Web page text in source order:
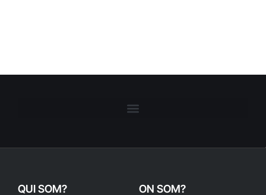
QUI SOM? ON SOM?